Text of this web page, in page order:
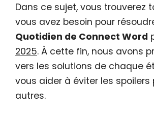
Dans ce sujet, vous trouverez
vous avez besoin pour
Quotidien de Connect Word
2025. À cette fin, nous avons
vers les solutions de chaque
vous aider à éviter les spoilers
autres.